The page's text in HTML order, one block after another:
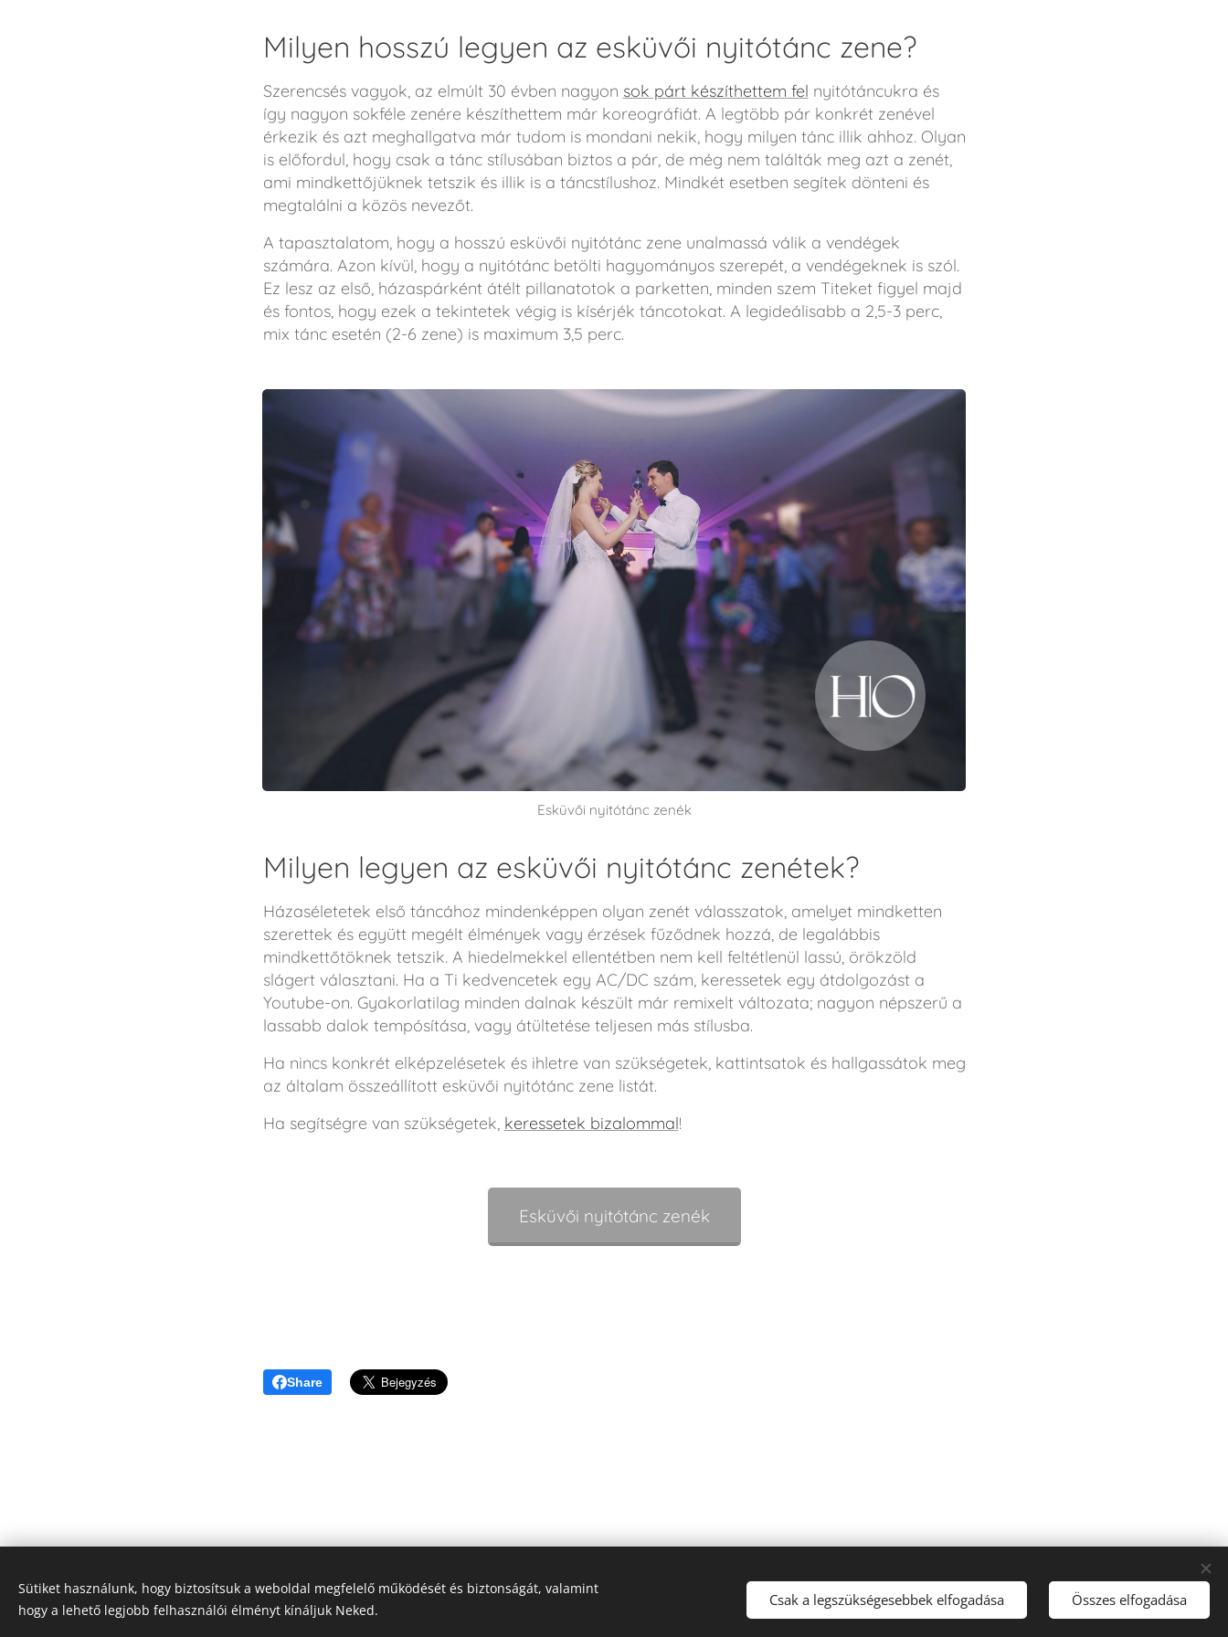
Milyen hosszú legyen az esküvői nyitótánc zene?
Szerencsés vagyok, az elmúlt 30 évben nagyon sok párt készíthettem fel nyitótáncukra és
így nagyon sokféle zenére készíthettem már koreográfiát. A legtöbb pár konkrét zenével
érkezik és azt meghallgatva már tudom is mondani nekik, hogy milyen tánc illik ahhoz. Olyan
is előfordul, hogy csak a tánc stílusában biztos a pár, de még nem találták meg azt a zenét,
ami mindkettőjüknek tetszik és illik is a táncstílushoz. Mindkét esetben segítek dönteni és
megtalálni a közös nevezőt.
A tapasztalatom, hogy a hosszú esküvői nyitótánc zene unalmassá válik a vendégek
számára. Azon kívül, hogy a nyitótánc betölti hagyományos szerepét, a vendégeknek is szól.
Ez lesz az első, házaspárként átélt pillanatotok a parketten, minden szem Titeket figyel majd
és fontos, hogy ezek a tekintetek végig is kísérjék táncotokat. A legideálisabb a 2,5-3 perc,
mix tánc esetén (2-6 zene) is maximum 3,5 perc.
Esküvői nyitótánc zenék
Milyen legyen az esküvői nyitótánc zenétek?
Házaséletetek első táncához mindenképpen olyan zenét válasszatok, amelyet mindketten
szerettek és együtt megélt élmények vagy érzések fűződnek hozzá, de legalábbis
mindkettőtöknek tetszik. A hiedelmekkel ellentétben nem kell feltétlenül lassú, örökzöld
slágert választani. Ha a Ti kedvencetek egy AC/DC szám, keressetek egy átdolgozást a
Youtube-on. Gyakorlatilag minden dalnak készült már remixelt változata; nagyon népszerű a
lassabb dalok tempósítása, vagy átültetése teljesen más stílusba.
Ha nincs konkrét elképzelésetek és ihletre van szükségetek, kattintsatok és hallgassátok meg
az általam összeállított esküvői nyitótánc zene listát.
Ha segítségre van szükségetek, keressetek bizalommal!
Esküvői nyitótánc zenék
Share
dipl. táncpedagógus, okl. szertartásvezető, esküvői koordinátor
Sütiket használunk, hogy biztosítsuk a weboldal megfelelő működését és biztonságát, valamint
hogy a lehető legjobb felhasználói élményt kínáljuk Neked.
Csak a legszükségesebbek elfogadása Összes elfogadása